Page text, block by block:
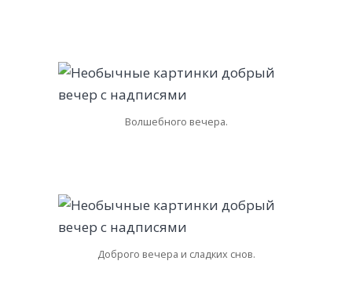
Волшебного вечера.
Доброго вечера и сладких снов.